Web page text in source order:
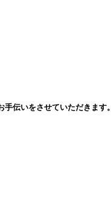
伝いをさせていただきます。